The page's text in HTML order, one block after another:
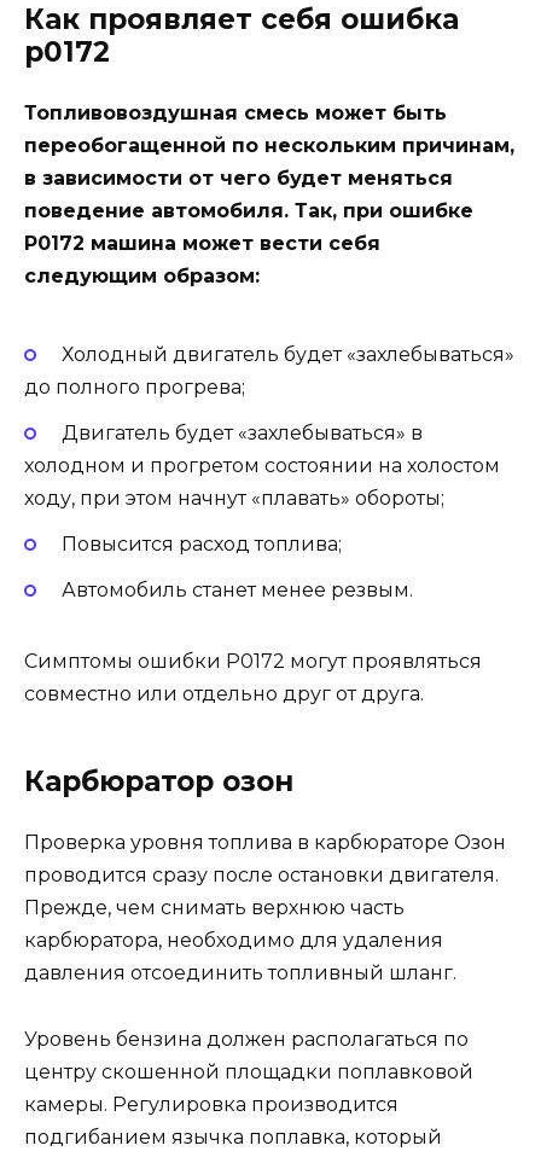
Как проявляет себя ошибка
p0172
Топливовоздушная смесь может быть
переобогащенной по нескольким причинам,
в зависимости от чего будет меняться
поведение автомобиля. Так, при ошибке
P0172 машина может вести себя
следующим образом:
Холодный двигатель будет «захлебываться»
до полного прогрева;
Двигатель будет «захлебываться» в
холодном и прогретом состоянии на холостом
ходу, при этом начнут «плавать» обороты;
Повысится расход топлива;
Автомобиль станет менее резвым.
Симптомы ошибки P0172 могут проявляться
совместно или отдельно друг от друга.
Карбюратор озон
Проверка уровня топлива в карбюраторе Озон
проводится сразу после остановки двигателя.
Прежде, чем снимать верхнюю часть
карбюратора, необходимо для удаления
давления отсоединить топливный шланг.
Уровень бензина должен располагаться по
центру скошенной площадки поплавковой
камеры. Регулировка производится
подгибанием язычка поплавка, который